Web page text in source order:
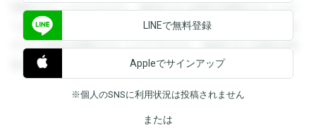
閲覧することができます。登録すると回答を閲覧することが
できます。登録すると回答を閲覧することができます。登録
すると回答を閲覧することができます。登録すると回答を閲
覧することができます。
LINEで無料登録
Appleでサインアップ
※個人のSNSに利用状況は投稿されません
または